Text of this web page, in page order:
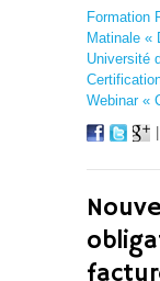
Formation
Matinale «
Université
Webinar «